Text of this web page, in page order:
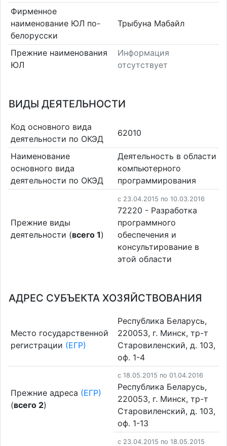
Фирменное
наименование ЮЛ по-
белорусски
Трыбуна Мабайл
Прежние наименования
ЮЛ
Информация
отсутствует
ВИДЫ ДЕЯТЕЛЬНОСТИ
Код основного вида
деятельности по ОКЭД
62010
Наименование
основного вида
деятельности по ОКЭД
Деятельность в области
компьютерного
программирования
Прежние виды
деятельности (всего 1)
c 23.04.2015 по 10.03.2016
72220 - Разработка
программного
обеспечения и
консультирование в
этой области
АДРЕС СУБЪЕКТА ХОЗЯЙСТВОВАНИЯ
Место государственной
регистрации (ЕГР)
Республика Беларусь,
220053, г. Минск, тр-т
Старовиленский, д. 103,
оф. 1-4
Прежние адреса (ЕГР)
(всего 2)
c 18.05.2015 по 01.04.2016
Республика Беларусь,
220053, г. Минск, тр-т
Старовиленский, д. 103,
оф. 1-13
c 23.04.2015 по 18.05.2015